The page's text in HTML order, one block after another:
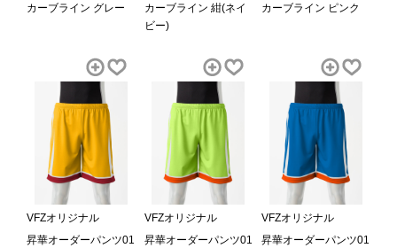
カーブライン グレー
カーブライン 紺(ネイ
ビー)
カーブライン ピンク
VFZオリジナル
昇華オーダーパンツ01
VFZオリジナル
昇華オーダーパンツ01
VFZオリジナル
昇華オーダーパンツ01